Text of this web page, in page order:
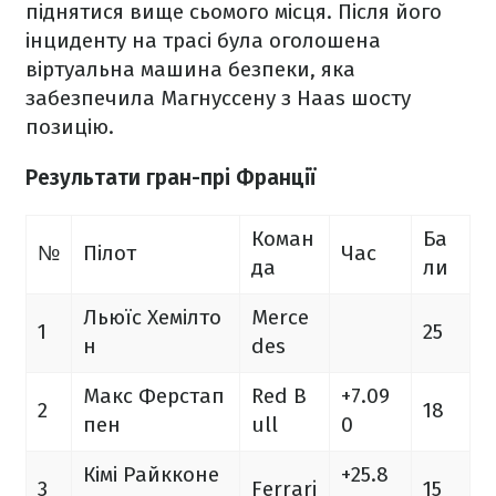
піднятися вище сьомого місця. Після його
інциденту на трасі була оголошена
віртуальна машина безпеки, яка
забезпечила Магнуссену з Haas шосту
позицію.
Результати гран-прі Франції
№ Пілот
Коман
да
Час
Ба
ли
1
Льюїс Хемілто
н
Merce
des
25
2
Макс Ферстап
пен
Red B
ull
+7.09
0
18
3
Кімі Райкконе
Ferrari
+25.8
15